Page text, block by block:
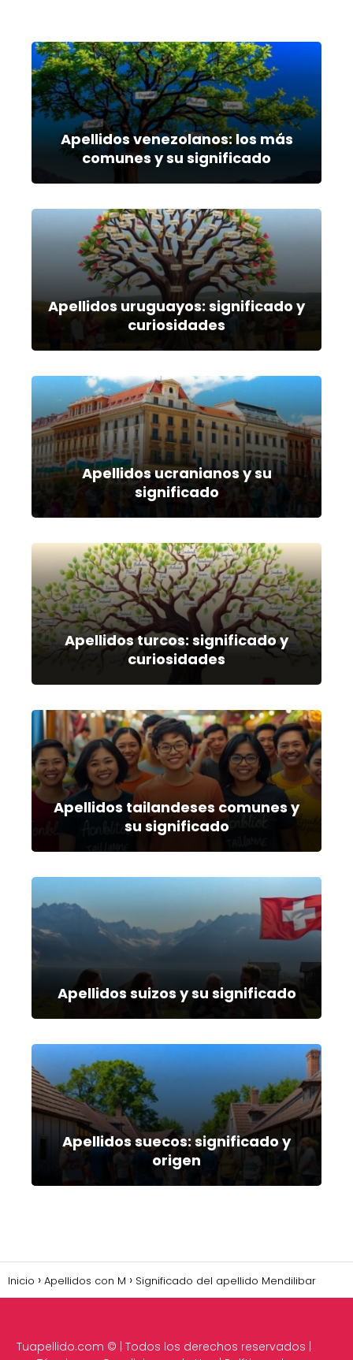
Apellidos venezolanos: los más
comunes y su significado
Apellidos uruguayos: significado y
curiosidades
Apellidos ucranianos y su
significado
Apellidos turcos: significado y
curiosidades
Apellidos tailandeses comunes y
su significado
Apellidos suizos y su significado
Apellidos suecos: significado y
origen
Inicio Apellidos con M Significado del apellido Mendilibar
Tuapellido.com © | Todos los derechos reservados |